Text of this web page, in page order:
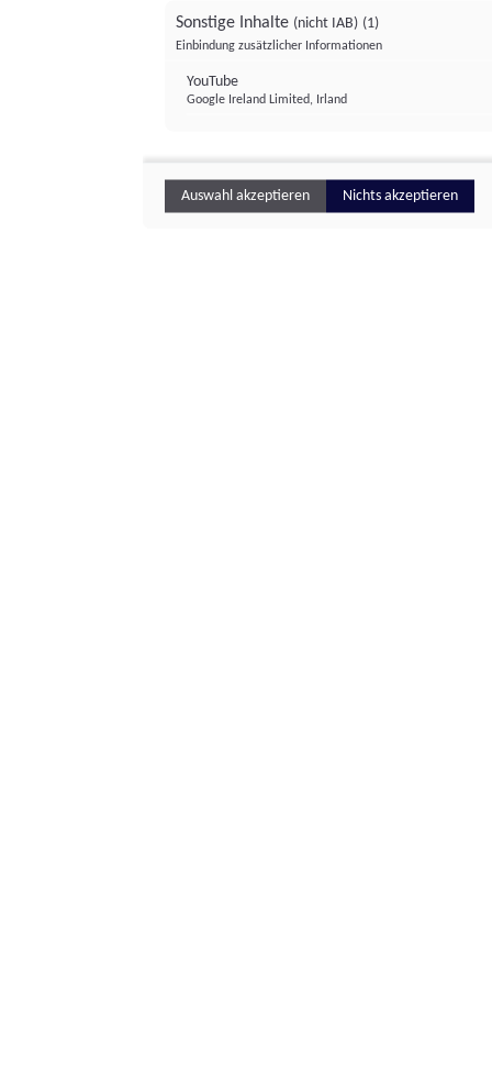
Sonstige Inhalte (nicht IAB) (1)
Einbindung zusätzlicher Informationen
YouTube
Google Ireland Limited, Irland
Auswahl akzeptieren Nichts akzeptieren